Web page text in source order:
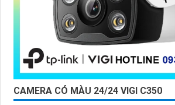
CAMERA CÓ MÀU 24/24 VIGI C350